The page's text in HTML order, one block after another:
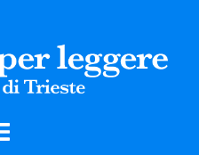
Nascondi